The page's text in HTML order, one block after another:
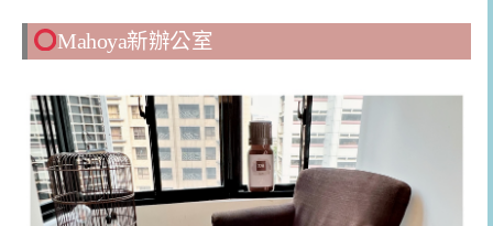
Mahoya新辦公室